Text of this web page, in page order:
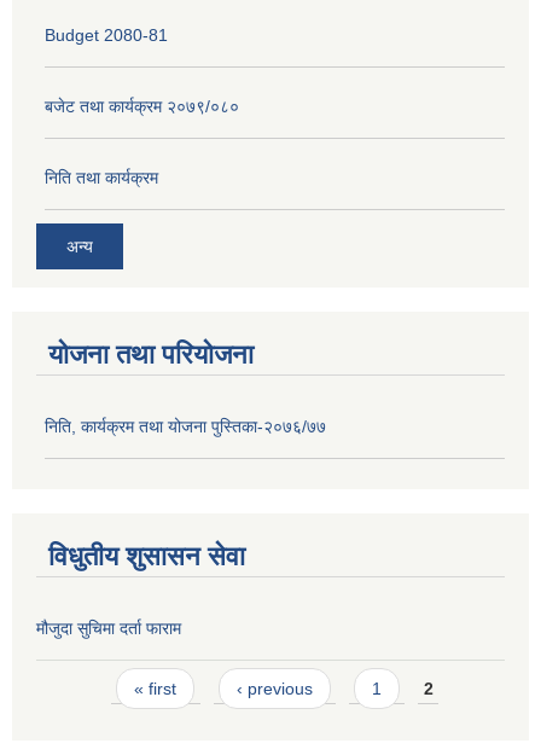
Budget 2080-81
बजेट तथा कार्यक्रम २०७९/०८०
निति तथा कार्यक्रम
अन्य
योजना तथा परियोजना
निति, कार्यक्रम तथा योजना पुस्तिका-२०७६/७७
विधुतीय शुसासन सेवा
मौजुदा सुचिमा दर्ता फाराम
Pages« first ‹ previous 1 2